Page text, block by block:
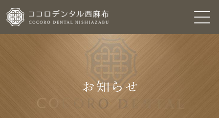
お知らせ